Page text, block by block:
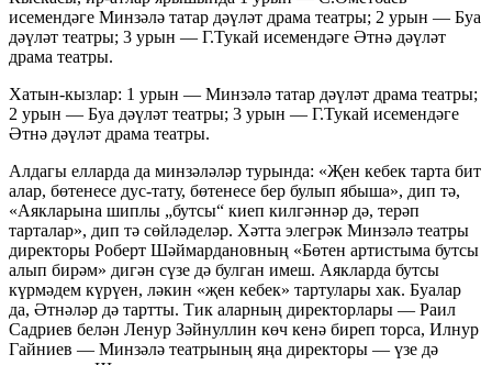
исемендәге Минзәлә татар дәүләт драма театры; 2 урын — Буа
дәүләт театры; 3 урын — Г.Тукай исемендәге Әтнә дәүләт
драма театры.
Хатын-кызлар: 1 урын — Минзәлә татар дәүләт драма театры;
2 урын — Буа дәүләт театры; 3 урын — Г.Тукай исемендәге
Әтнә дәүләт драма театры.
Алдагы елларда да минзәләләр турында: «Җен кебек тарта бит
алар, бөтенесе дус-тату, бөтенесе бер булып ябыша», дип тә,
«Аякларына шиплы „бутсы“ киеп килгәннәр дә, терәп
тарталар», дип тә сөйләделәр. Хәтта элегрәк Минзәлә театры
директоры Роберт Шәймардановның «Бөтен артистыма бутсы
алып бирәм» дигән сүзе дә булган имеш. Аякларда бутсы
күрмәдем күрүен, ләкин «җен кебек» тартулары хак. Буалар
да, Әтнәләр дә тартты. Тик аларның директорлары — Раил
Садриев белән Ленур Зәйнуллин көч кенә биреп торса, Илнур
Гайниев — Минзәлә театрының яңа директоры — үзе дә